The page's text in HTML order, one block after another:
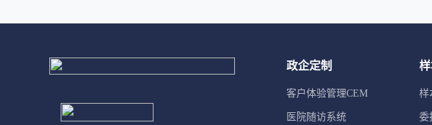
政企定制
客户体验管理CEM
医院随访系统
样
委